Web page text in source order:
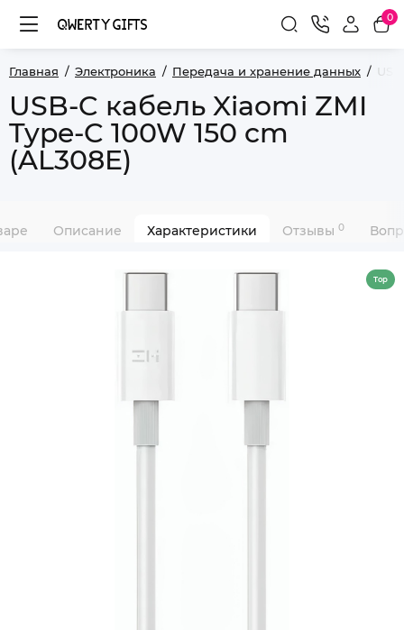
0
Главная Электроника Передача и хранение данных
USB-C кабель Xiaomi ZMI
Type-C 100W 150 cm
(AL308E)
Описание Характеристики Отзывы 0
Top